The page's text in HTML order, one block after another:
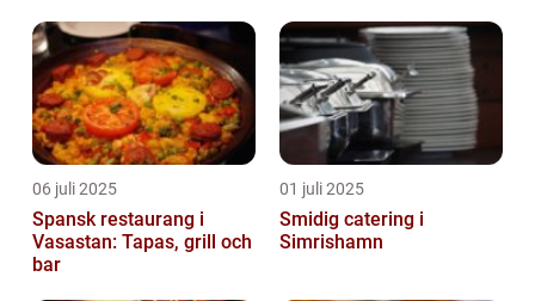
06 juli 2025
Spansk restaurang i
Vasastan: Tapas, grill och
bar
01 juli 2025
Smidig catering i
Simrishamn